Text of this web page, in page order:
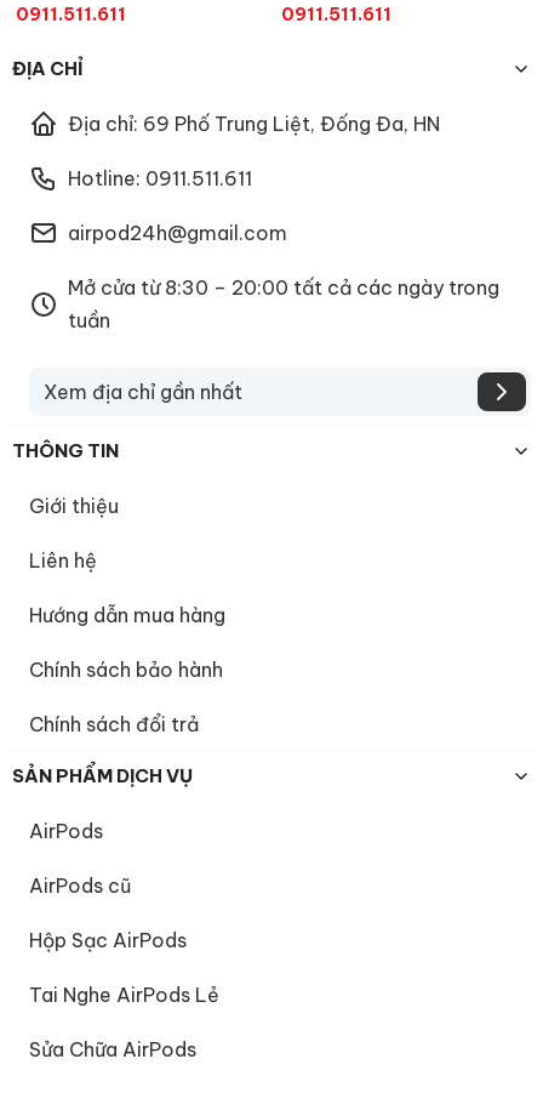
0911.511.611
0911.511.611
ĐỊA CHỈ
Địa chỉ: 69 Phố Trung Liệt, Đống Đa, HN
Hotline: 0911.511.611
airpod24h@gmail.com
Mở cửa từ 8:30 – 20:00 tất cả các ngày trong
tuần
Xem địa chỉ gần nhất
THÔNG TIN
Giới thiệu
Liên hệ
Hướng dẫn mua hàng
Chính sách bảo hành
Chính sách đổi trả
SẢN PHẨM DỊCH VỤ
AirPods
AirPods cũ
Hộp Sạc AirPods
Tai Nghe AirPods Lẻ
Sửa Chữa AirPods